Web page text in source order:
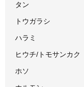
タン
トウガラシ
ハラミ
ヒウチ/トモサンカク
ホソ